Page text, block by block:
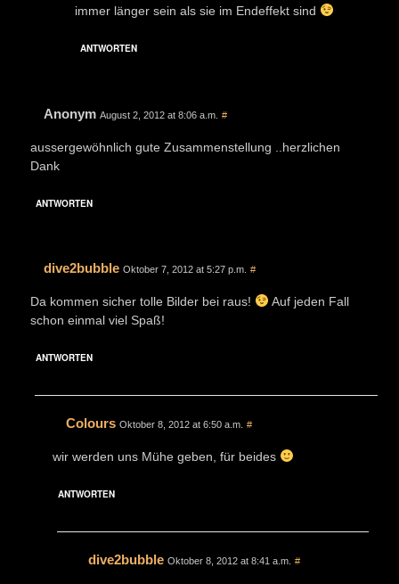
immer länger sein als sie im Endeffekt sind
ANTWORTEN
Anonym August 2, 2012 at 8:06 a.m. #
aussergewöhnlich gute Zusammenstellung ..herzlichen
Dank
ANTWORTEN
dive2bubble Oktober 7, 2012 at 5:27 p.m. #
Da kommen sicher tolle Bilder bei raus!
Auf jeden Fall
schon einmal viel Spaß!
ANTWORTEN
Colours Oktober 8, 2012 at 6:50 a.m. #
wir werden uns Mühe geben, für beides
ANTWORTEN
dive2bubble Oktober 8, 2012 at 8:41 a.m. #